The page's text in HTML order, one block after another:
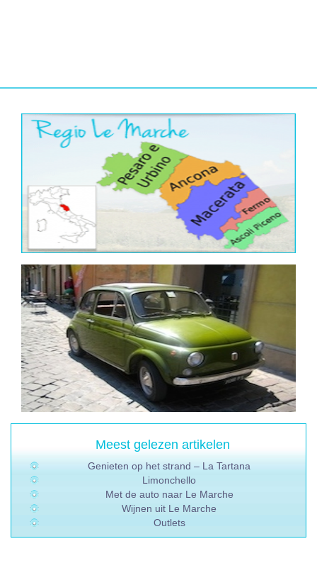
Meest gelezen artikelen
Genieten op het strand – La Tartana
Limonchello
Met de auto naar Le Marche
Wijnen uit Le Marche
Outlets